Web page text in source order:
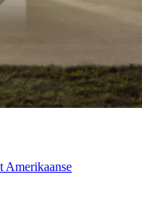
Amerikaanse